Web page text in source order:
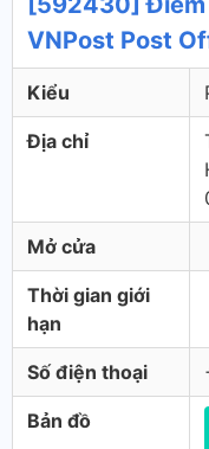
VNPost Post
Kiểu
Địa chỉ
Mở cửa
Thời gian giới
hạn
Số điện thoại
Bản đồ